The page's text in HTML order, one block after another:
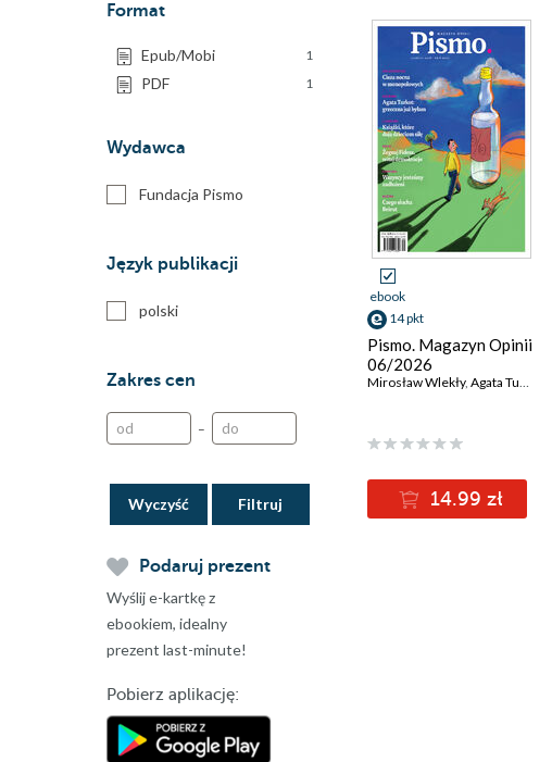
Format
Epub/Mobi 1
PDF 1
Wydawca
Fundacja Pismo
Język publikacji
polski
Zakres cen
–
Wyczyść
Podaruj prezent
Wyślij e-kartkę z
ebookiem, idealny
prezent last-minute!
Pobierz aplikację:
ebook
14 pkt
Pismo. Magazyn Opinii
06/2026
Mirosław Wlekły, Agata Turkot
14.99 zł